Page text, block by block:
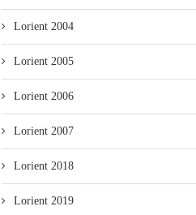
Lorient 2004
Lorient 2005
Lorient 2006
Lorient 2007
Lorient 2018
Lorient 2019